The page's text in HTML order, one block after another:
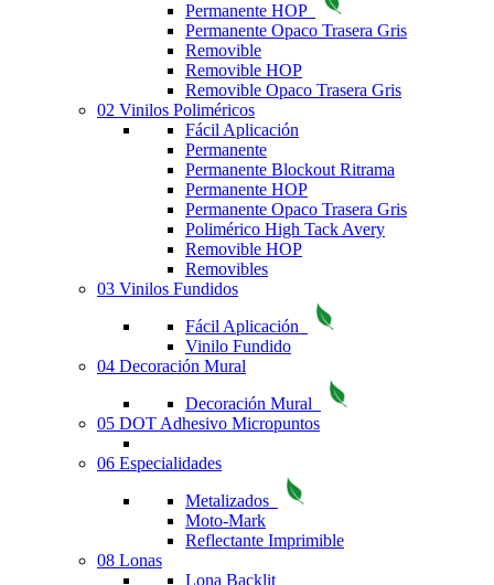
Permanente HOP
Permanente Opaco Trasera Gris
Removible
Removible HOP
Removible Opaco Trasera Gris
02 Vinilos Poliméricos
Fácil Aplicación
Permanente
Permanente Blockout Ritrama
Permanente HOP
Permanente Opaco Trasera Gris
Polimérico High Tack Avery
Removible HOP
Removibles
03 Vinilos Fundidos
Fácil Aplicación
Vinilo Fundido
04 Decoración Mural
Decoración Mural
05 DOT Adhesivo Micropuntos
06 Especialidades
Metalizados
Moto-Mark
Reflectante Imprimible
08 Lonas
Lona Backlit